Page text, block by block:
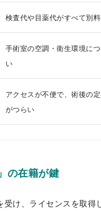
検査代や目薬代がすべて別
手術室の空調・衛生環境に
い
アクセスが不便で、術後の
がつらい
の在籍が鍵
け、ライセンスを取得